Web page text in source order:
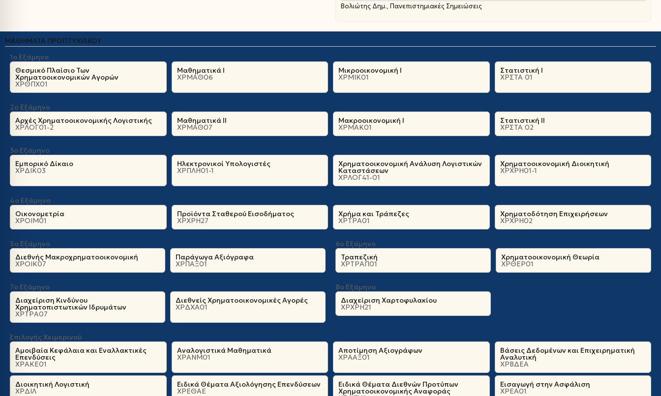
Βολιώτης Δημ., Πανεπιστημιακές Σημειώσεις
ΜΑΘΉΜΑΤΑ ΠΡΟΠΤΥΧΙΑΚΟΎ
1ο Εξάμηνο
Θεσμικό Πλαίσιο Των
Χρηματοοικονομικών Αγορών
ΧΡΘΠΧ01
Μαθηματικά Ι
ΧΡΜΑΘ06
Μικροοικονομική Ι
ΧΡΜΙΚ01
Στατιστική Ι
ΧΡΣΤΑ 01
2ο Εξάμηνο
Αρχές Χρηματοοικονομικής Λογιστικής
ΧΡΛΟΓ01-2
Μαθηματικά ΙΙ
ΧΡΜΑΘ07
Μακροοικονομική Ι
ΧΡΜΑΚ01
Στατιστική ΙΙ
ΧΡΣΤΑ 02
3ο Εξάμηνο
Εμπορικό Δίκαιο
ΧΡΔΙΚ03
Ηλεκτρονικοί Υπολογιστές
ΧΡΠΛΗ01-1
Χρηματοοικονομική Ανάλυση Λογιστικών
Καταστάσεων
ΧΡΛΟΓ41-01
Χρηματοοικονομική Διοικητική
ΧΡΧΡΗ01-1
4ο Εξάμηνο
Οικονομετρία
ΧΡΟΙΜ01
Προϊόντα Σταθερού Εισοδήματος
ΧΡΧΡΗ27
Χρήμα και Τράπεζες
ΧΡΤΡΑ01
Χρηματοδότηση Επιχειρήσεων
ΧΡΧΡΗ02
5ο Εξάμηνο
Διεθνής Μακροχρηματοοικονομική
ΧΡΟΙΚ07
Παράγωγα Αξιόγραφα
ΧΡΠΑΞ01
6ο Εξάμηνο
Τραπεζική
ΧΡΤΡΑΠ01
Χρηματοοικονομική Θεωρία
ΧΡΘΕΡ01
7ο Εξάμηνο
Διαχείριση Κινδύνου
Χρηματοπιστωτικών Ιδρυμάτων
ΧΡΤΡΑ07
Διεθνείς Χρηματοοικονομικές Αγορές
ΧΡΔΧΑ01
8ο Εξάμηνο
Διαχείριση Χαρτοφυλακίου
ΧΡΧΡΗ21
Επιλογής Χειμερινού
Αμοιβαία Κεφάλαια και Εναλλακτικές
Επενδύσεις
ΧΡΑΚΕ01
Αναλογιστικά Μαθηματικά
ΧΡΑΝΜ01
Αποτίμηση Αξιογράφων
ΧΡΑΑΞ01
Βάσεις Δεδομένων και Επιχειρηματική
Αναλυτική
ΧΡΒΔΕΑ
Διοικητική Λογιστική
ΧΡΔΙΛ
Ειδικά Θέματα Αξιολόγησης Επενδύσεων
ΧΡΕΘΑΕ
Ειδικά Θέματα Διεθνών Προτύπων
Χρηματοοικονομικής Αναφοράς
Εισαγωγή στην Ασφάλιση
ΧΡΕΑ01